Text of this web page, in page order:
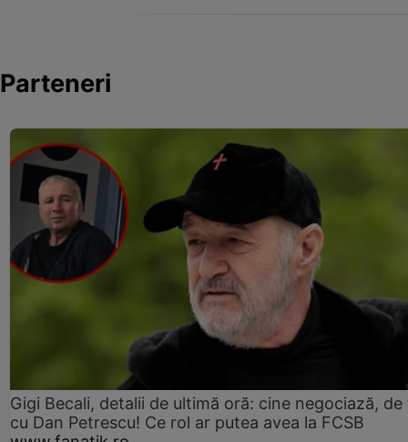
Parteneri
Gigi Becali, detalii de ultimă oră: cine negociază,
cu Dan Petrescu! Ce rol ar putea avea la FCSB